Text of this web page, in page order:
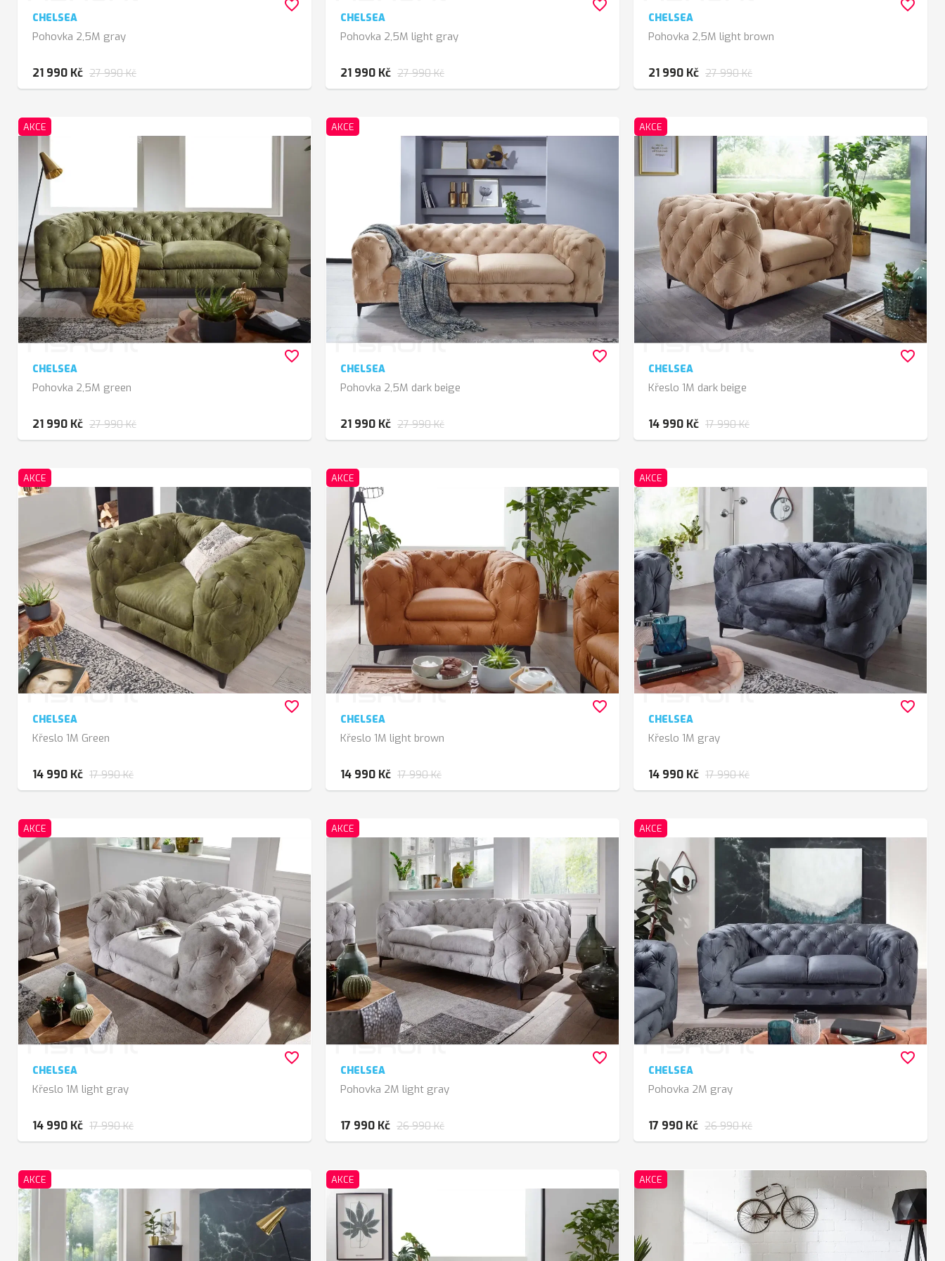
CHELSEA
Pohovka 2,5M gray
21 990 Kč 27 990 Kč
favorite_border
CHELSEA
Pohovka 2,5M light gray
21 990 Kč 27 990 Kč
favorite_border
CHELSEA
Pohovka 2,5M light brown
21 990 Kč 27 990 Kč
favorite_border
AKCE
CHELSEA
Pohovka 2,5M green
21 990 Kč 27 990 Kč
favorite_border
AKCE
CHELSEA
Pohovka 2,5M dark beige
21 990 Kč 27 990 Kč
favorite_border
AKCE
CHELSEA
Křeslo 1M dark beige
14 990 Kč 17 990 Kč
favorite_border
AKCE
CHELSEA
Křeslo 1M Green
14 990 Kč 17 990 Kč
favorite_border
AKCE
CHELSEA
Křeslo 1M light brown
14 990 Kč 17 990 Kč
favorite_border
AKCE
CHELSEA
Křeslo 1M gray
14 990 Kč 17 990 Kč
favorite_border
AKCE
CHELSEA
Křeslo 1M light gray
14 990 Kč 17 990 Kč
favorite_border
AKCE
CHELSEA
Pohovka 2M light gray
17 990 Kč 26 990 Kč
favorite_border
AKCE
CHELSEA
Pohovka 2M gray
17 990 Kč 26 990 Kč
favorite_border
AKCE AKCE AKCE